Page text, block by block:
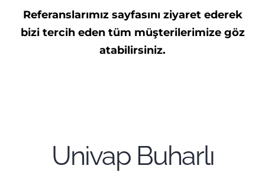
Referanslarımız sayfasını ziyaret ederek
bizi tercih eden tüm müşterilerimize göz
atabilirsiniz.
Univap Buharlı